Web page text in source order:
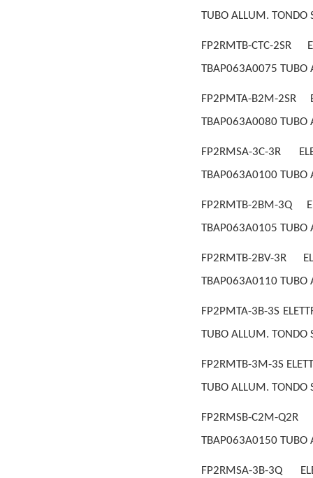
TUBO ALLUM. TONDO
FP2RMTB-CTC-2SR
TBAP063A0075 TUBO
FP2PMTA-B2M-
TBAP063A0080 TUBO
FP2RMSA-3C-3R
TBAP063A0100 TUBO
FP2RMTB-2BM-3Q
TBAP063A0105 TUBO
FP2RMTB-2BV-3R
TBAP063A0110 TUBO
FP2PMTA-3B-3S
TUBO ALLUM. TONDO
FP2RMTB-3M-3S
TUBO ALLUM. TONDO
FP2RMSB-C2M-
TBAP063A0150 TUBO
FP2RMSA-3B-3Q